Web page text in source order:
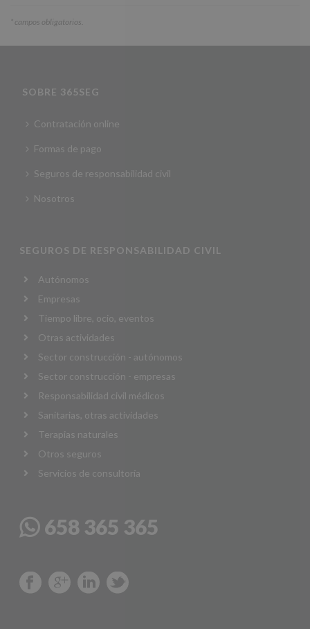
* campos obligatorios.
SOBRE 365SEG
Contratación online
Formas de pago
Seguros de responsabilidad civil
Nosotros
SEGUROS DE RESPONSABILIDAD CIVIL
Autónomos
Empresas
Tiempo libre, ocio, eventos
Otras actividades
Sector construcción - autónomos
Sector construcción - empresas
Responsabilidad civil médicos
Sanitarias, otras actividades
Terapias naturales
Otros seguros
Servicios de consultoría
658 365 365